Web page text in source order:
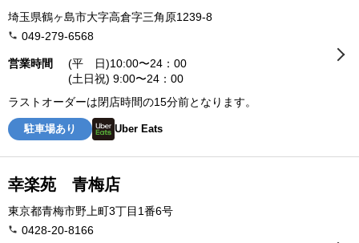
埼玉県鶴ヶ島市大字高倉字三角原1239-8
049-279-6568
営業時間
(平 日)10:00〜24：00
(土日祝) 9:00〜24：00
ラストオーダーは閉店時間の15分前となります。
駐車場あり Uber Eats
幸楽苑 青梅店
東京都青梅市野上町3丁目1番6号
0428-20-8166